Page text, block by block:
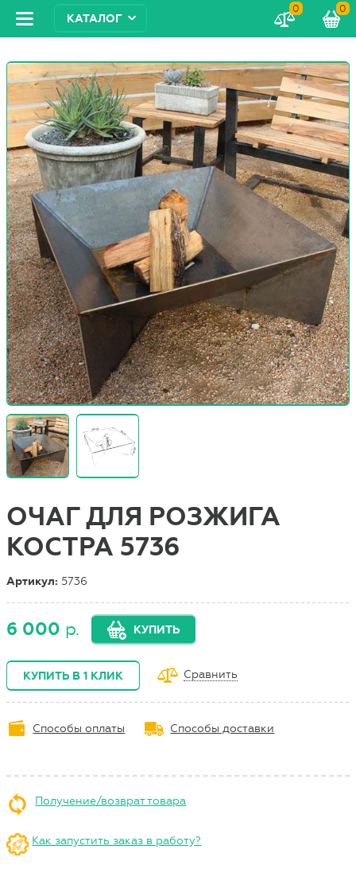
КАТАЛОГ
0 0
ОЧАГ ДЛЯ РОЗЖИГА
КОСТРА 5736
Артикул: 5736
6 000 р. КУПИТЬ
КУПИТЬ В 1 КЛИК Сравнить
Способы оплаты Способы доставки
Получение/возврат товара
Как запустить заказ в работу?